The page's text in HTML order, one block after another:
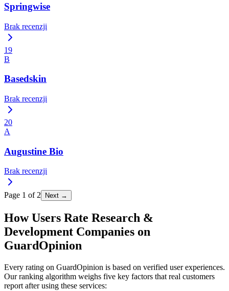
Springwise
Brak recenzji
19
B
Basedskin
Brak recenzji
20
A
Augustine Bio
Brak recenzji
Page 1 of2 Next →
How Users Rate Research &
Development Companies on
GuardOpinion
Every rating on GuardOpinion is based on verified user experiences.
Our ranking algorithm weighs five key factors that real customers
report after using these services: